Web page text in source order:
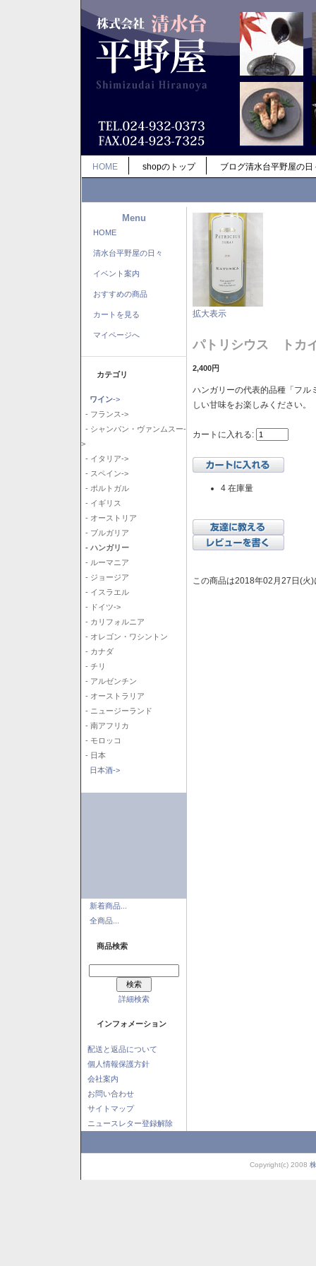
HOME shopのトップ ブログ清水台平野屋の日
Menu
HOME
清水台平野屋の日々
イベント案内
おすすめの商品
カートを見る
マイページへ
カテゴリ
ワイン->
- フランス->
- シャンパン・ヴァンムスー-
>
- イタリア->
- スペイン->
- ポルトガル
- イギリス
- オーストリア
- ブルガリア
- ハンガリー
- ルーマニア
- ジョージア
- イスラエル
- ドイツ->
- カリフォルニア
- オレゴン・ワシントン
- カナダ
- チリ
- アルゼンチン
- オーストラリア
- ニュージーランド
- 南アフリカ
- モロッコ
- 日本
日本酒->
新着商品...
全商品...
商品検索
詳細検索
インフォメーション
配送と返品について
個人情報保護方針
会社案内
お問い合わせ
サイトマップ
ニュースレター登録解除
拡大表示
パトリシウス トカ
2,400円
ハンガリーの代表的品種「フル
しい甘味をお楽しみください。
カートに入れる:
4 在庫量
この商品は2018年02月27日(火
Copyright(c) 2008